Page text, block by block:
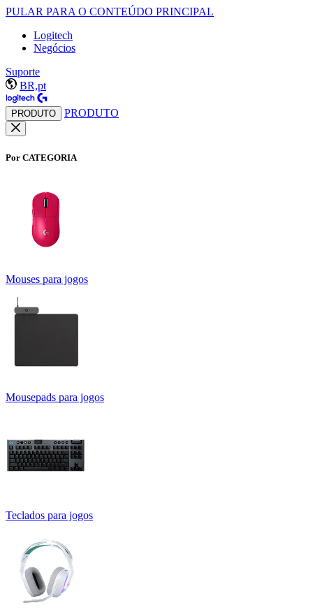
PULAR PARA O CONTEÚDO PRINCIPAL
Logitech
Negócios
Suporte
BR,pt
PRODUTO PRODUTO
Por CATEGORIA
Mouses para jogos
Mousepads para jogos
Teclados para jogos